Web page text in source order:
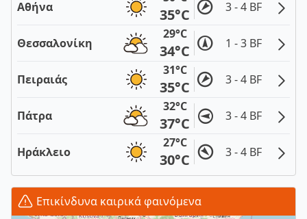
Αθήνα 35°C 3 - 4 BF
Θεσσαλονίκη
29°C
34°C 1 - 3 BF
Πειραιάς
31°C
35°C 3 - 4 BF
Πάτρα
32°C
37°C 3 - 4 BF
Ηράκλειο
27°C
30°C 3 - 4 BF
Επικίνδυνα καιρικά φαινόμενα